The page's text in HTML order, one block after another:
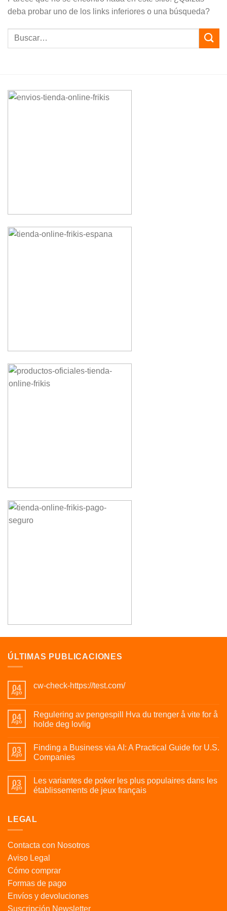
deba probar uno de los links inferiores o una búsqueda?
ÚLTIMAS PUBLICACIONES
04
Ago
cw-check-https://test.com/
04
Ago
Regulering av pengespill Hva du trenger å vite for å
holde deg lovlig
03
Ago
Finding a Business via AI: A Practical Guide for U.S.
Companies
03
Ago
Les variantes de poker les plus populaires dans les
établissements de jeux français
LEGAL
Contacta con Nosotros
Aviso Legal
Cómo comprar
Formas de pago
Envíos y devoluciones
Suscripción Newsletter